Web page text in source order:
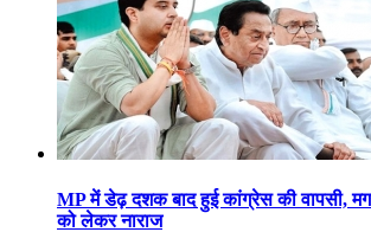
MP में डेढ़ दशक बाद हुई कांग्रेस की वापसी,
को लेकर नाराज